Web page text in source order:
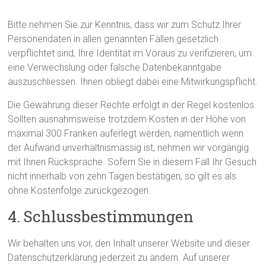
Bitte nehmen Sie zur Kenntnis, dass wir zum Schutz Ihrer
Personendaten in allen genannten Fällen gesetzlich
verpflichtet sind, Ihre Identität im Voraus zu verifizieren, um
eine Verwechslung oder falsche Datenbekanntgabe
auszuschliessen. Ihnen obliegt dabei eine Mitwirkungspflicht.
Die Gewährung dieser Rechte erfolgt in der Regel kostenlos.
Sollten ausnahmsweise trotzdem Kosten in der Höhe von
maximal 300 Franken auferlegt werden, namentlich wenn
der Aufwand unverhältnismässig ist, nehmen wir vorgängig
mit Ihnen Rücksprache. Sofern Sie in diesem Fall Ihr Gesuch
nicht innerhalb von zehn Tagen bestätigen, so gilt es als
ohne Kostenfolge zurückgezogen.
4. Schlussbestimmungen
Wir behalten uns vor, den Inhalt unserer Website und dieser
Datenschutzerklärung jederzeit zu ändern. Auf unserer